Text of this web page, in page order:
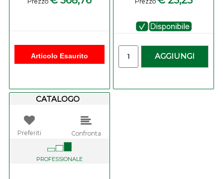
Articolo Esaurito AGGIUNGI
CATALOGO
Preferiti Confronta
PROFESSIONALE